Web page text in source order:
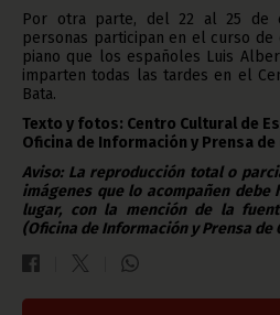
Por otra parte, del 22 al 25 de
personas participan en el curso
piano que los españoles Luis
imparten todas las tardes en el
Bata.
Texto y fotos: Centro Cultural de
Oficina de Información y Prensa
Aviso: La reproducción total o
imágenes que lo acompañen debe
lugar, con la mención de la
(Oficina de Información y Prensa de